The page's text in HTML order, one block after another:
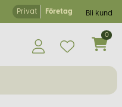
Privat Företag Bli kund
0